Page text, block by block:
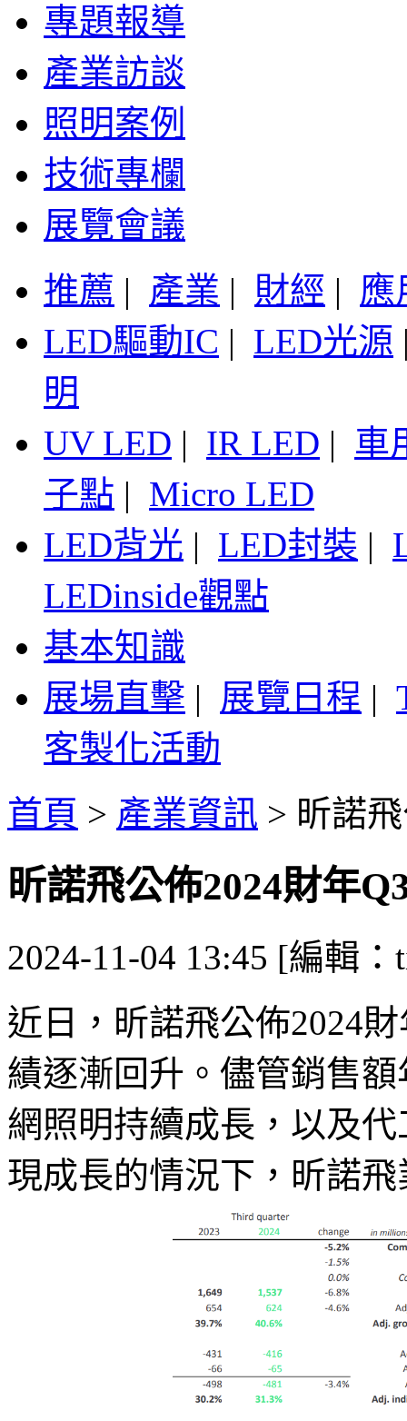
專題報導
產業訪談
照明案例
技術專欄
展覽會議
推薦 | 產業 | 財經 | 應
LED驅動IC | LED光源
明
UV LED | IR LED | 車
子點 | Micro LED
LED背光 | LED封裝 |
LEDinside觀點
基本知識
展場直擊 | 展覽日程 |
客製化活動
首頁 > 產業資訊 > 昕諾
昕諾飛公佈2024財年
2024-11-04 13:45 [編輯：
近日，昕諾飛公佈2024
績逐漸回升。儘管銷售
網照明持續成長，以及
現成長的情況下，昕諾